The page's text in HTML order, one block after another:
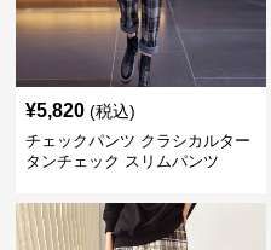
¥5,820 (税込)
チェックパンツ クラシカルター
タンチェック スリムパンツ